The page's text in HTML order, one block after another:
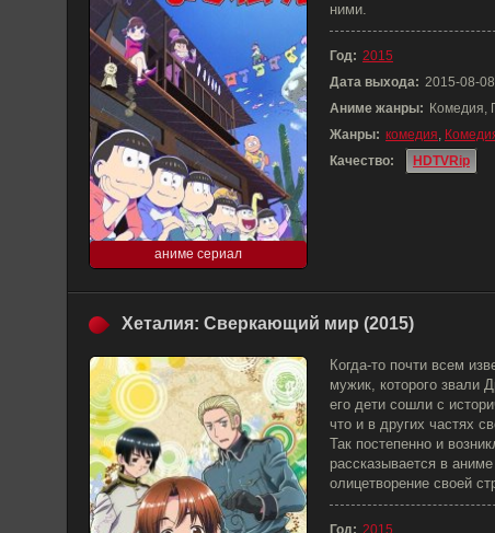
аниме сериал
ними.
Год: 2015
Дата выхода: 2015-08-08
Аниме жанры: Комедия,
Жанры: комедия,
Качество:
HDTVRip
Хеталия: Сверкающий мир (2015)
Когда-то почти всем
мужик, которого звали
его дети сошли с
что и в других частях
Так постепенно и
рассказывается в
олицетворение своей
Год: 2015